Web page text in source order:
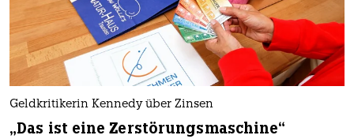
Geldkritikerin Kennedy über Zinsen
„Das ist eine Zerstörungsmaschine“